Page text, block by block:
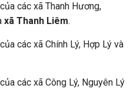
các xã Thanh Hương,
xã Thanh Liêm.
các xã Chính Lý, Hợp Lý và
các xã Công Lý, Nguyên Lý